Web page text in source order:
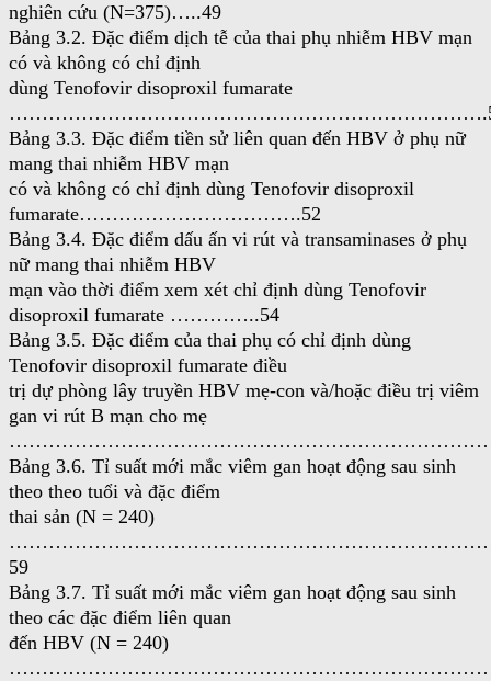
nghiên cứu (N=375)…..49
Bảng 3.2. Đặc điểm dịch tễ của thai phụ nhiễm HBV mạn
có và không có chỉ định
dùng Tenofovir disoproxil fumarate
Bảng 3.3. Đặc điểm tiền sử liên quan đến HBV ở phụ nữ
mang thai nhiễm HBV mạn
có và không có chỉ định dùng Tenofovir disoproxil
fumarate…………………………….52
Bảng 3.4. Đặc điểm dấu ấn vi rút và transaminases ở phụ
nữ mang thai nhiễm HBV
mạn vào thời điểm xem xét chỉ định dùng Tenofovir
disoproxil fumarate …………..54
Bảng 3.5. Đặc điểm của thai phụ có chỉ định dùng
Tenofovir disoproxil fumarate điều
trị dự phòng lây truyền HBV mẹ-con và/hoặc điều trị viêm
gan vi rút B mạn cho mẹ
Bảng 3.6. Tỉ suất mới mắc viêm gan hoạt động sau sinh
theo theo tuổi và đặc điểm
thai sản (N = 240)
59
Bảng 3.7. Tỉ suất mới mắc viêm gan hoạt động sau sinh
theo các đặc điểm liên quan
đến HBV (N = 240)